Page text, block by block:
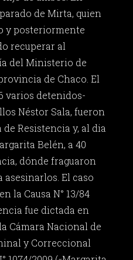
de Mirta, quien
y posteriormente
recuperar al
del Ministerio de
de Chaco. El
varios detenidos-
Néstor Sala, fueron
Resistencia y, al dia
Belén, a 40
dónde fraguaron
El caso
la Causa N° 13/84
fue dictada en
Cámara Nacional de
y Correccional